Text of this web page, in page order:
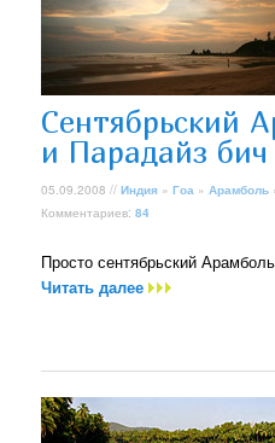
Сентябрьский
и Парадайз бич
05.09.2008 //Индия »Гоа »Арамболь
Комментариев:84
Просто сентябрьский
Читать далее